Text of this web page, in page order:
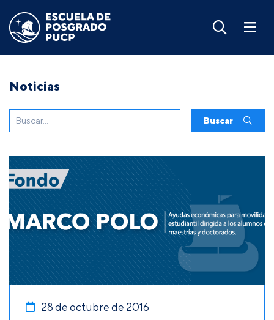
Noticias
Buscar
28 de octubre de 2016